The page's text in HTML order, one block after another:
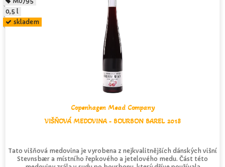
Copenhagen Mead Company
VIŠŇOVÁ MEDOVINA - BOURBON BAREL 2018
Tato višňová medovina je vyrobena z nejkvalitnějších dánských višní
Stevnsbær a místního řepkového a jetelového medu. Část této
0,5 l
skladem